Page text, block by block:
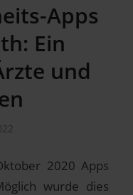
Apps
Ein
und
2020 Apps
wurde dies